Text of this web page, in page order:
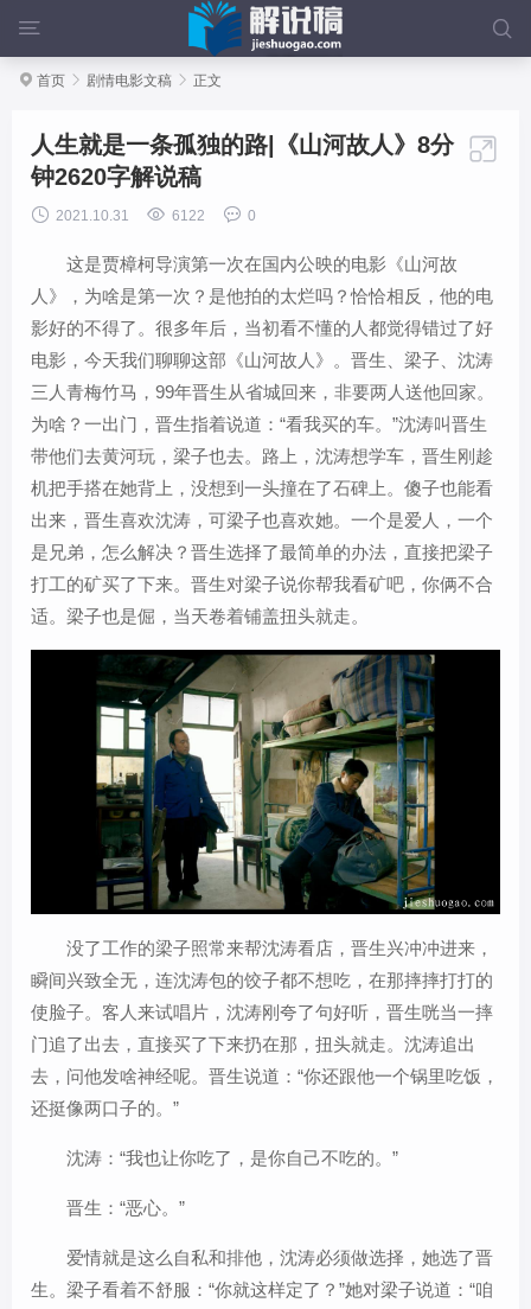
 
 首页  剧情电影文稿  正文

人生就是一条孤独的路|《山河故人》8分
钟2620字解说稿
 2021.10.31  6122  0
这是贾樟柯导演第一次在国内公映的电影《山河故
人》，为啥是第一次？是他拍的太烂吗？恰恰相反，他的电
影好的不得了。很多年后，当初看不懂的人都觉得错过了好
电影，今天我们聊聊这部《山河故人》。晋生、梁子、沈涛
三人青梅竹马，99年晋生从省城回来，非要两人送他回家。
为啥？一出门，晋生指着说道：“看我买的车。”沈涛叫晋生
带他们去黄河玩，梁子也去。路上，沈涛想学车，晋生刚趁
机把手搭在她背上，没想到一头撞在了石碑上。傻子也能看
出来，晋生喜欢沈涛，可梁子也喜欢她。一个是爱人，一个
是兄弟，怎么解决？晋生选择了最简单的办法，直接把梁子
打工的矿买了下来。晋生对梁子说你帮我看矿吧，你俩不合
适。梁子也是倔，当天卷着铺盖扭头就走。
没了工作的梁子照常来帮沈涛看店，晋生兴冲冲进来，
瞬间兴致全无，连沈涛包的饺子都不想吃，在那摔摔打打的
使脸子。客人来试唱片，沈涛刚夸了句好听，晋生咣当一摔
门追了出去，直接买了下来扔在那，扭头就走。沈涛追出
去，问他发啥神经呢。晋生说道：“你还跟他一个锅里吃饭，
还挺像两口子的。”
沈涛：“我也让你吃了，是你自己不吃的。”
晋生：“恶心。”
爱情就是这么自私和排他，沈涛必须做选择，她选了晋
生。梁子看着不舒服：“你就这样定了？”她对梁子说道：“咱